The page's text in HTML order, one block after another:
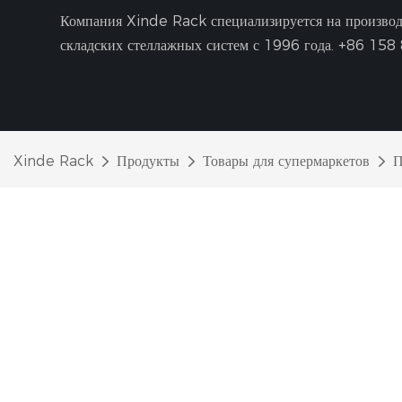
Компания Xinde Rack специализируется на
складских стеллажных систем с 1996 года. +86 158
Xinde Rack Продукты Товары для супермаркетов